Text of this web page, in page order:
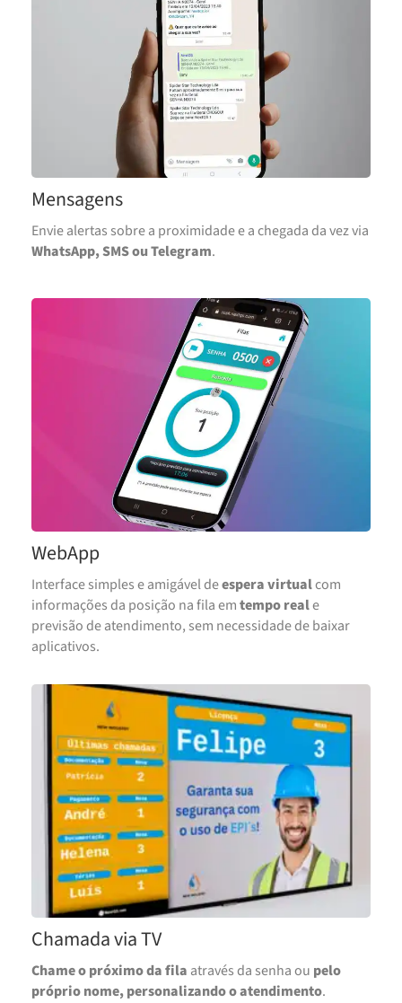
Mensagens
Envie alertas sobre a proximidade e a chegada da vez via
WhatsApp, SMS ou Telegram.
WebApp
Interface simples e amigável deespera virtualcom
informações da posição na fila emtempo reale
previsão de atendimento, sem necessidade de baixar
aplicativos.
Chamada via TV
Chame o próximo da fila através da senha ou pelo
próprio nome, personalizando o atendimento.